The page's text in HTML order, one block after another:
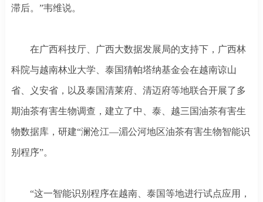
滞后。”韦维说。
在广西科技厅、广西大数据发展局的支持下，广西林
科院与越南林业大学、泰国猜帕塔纳基金会在越南谅山
省、义安省，以及泰国清莱府、清迈府等地联合开展了多
期油茶有害生物调查，建立了中、泰、越三国油茶有害生
物数据库，研建“澜沧江—湄公河地区油茶有害生物智能识
别程序”。
“这一智能识别程序在越南、泰国等地进行试点应用，